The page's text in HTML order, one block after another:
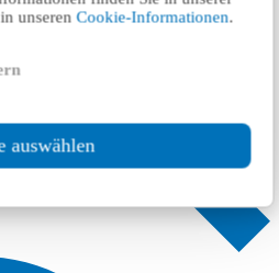
unserenCookie-Informationen.
auswählen